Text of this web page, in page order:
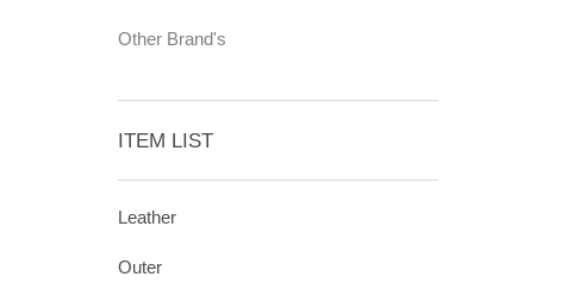
Other Brand's
ITEM LIST
Leather
Outer